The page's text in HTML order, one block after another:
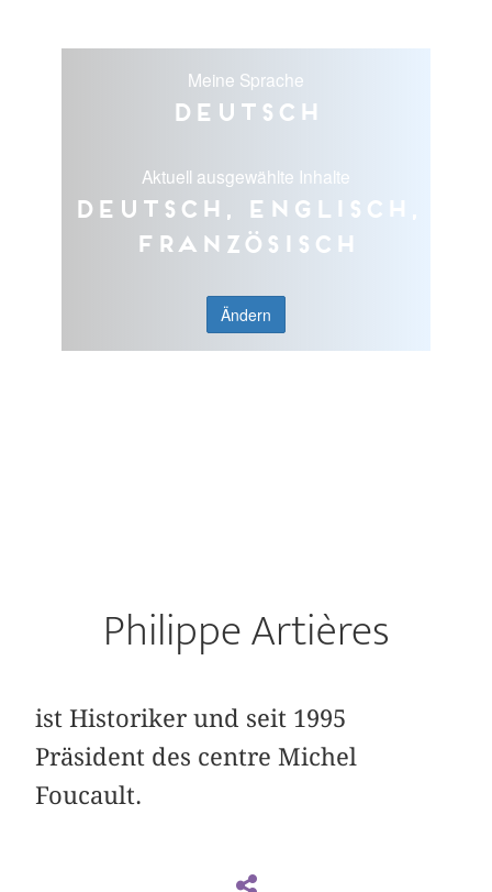
Meine Sprache
Deutsch
Aktuell ausgewählte Inhalte
Deutsch, Englisch,
Französisch
Ändern
Philippe Artières
ist Historiker und seit 1995
Präsident des centre Michel
Foucault.